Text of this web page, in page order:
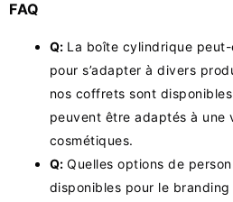
FAQ
Q: La boîte cylindrique
pour s’adapter à divers
nos coffrets sont
peuvent être adaptés à une
cosmétiques.
Q:Quelles options de
disponibles pour le